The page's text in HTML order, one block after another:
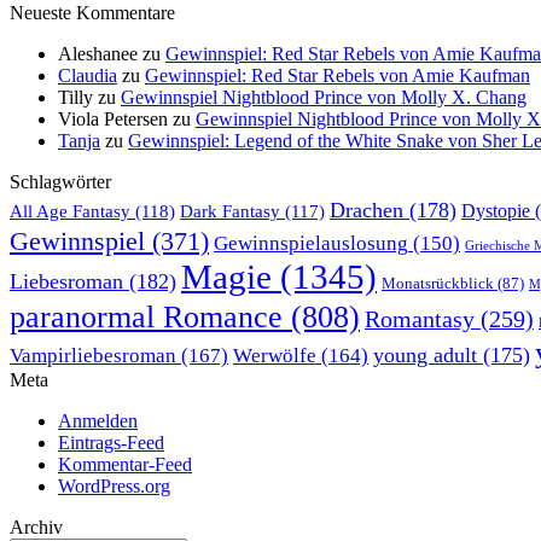
Neueste Kommentare
Aleshanee zu Gewinnspiel: Red Star Rebels von Amie
Claudia zu Gewinnspiel: Red Star Rebels von Amie Kaufman
Tilly zu Gewinnspiel Nightblood Prince von Molly X. Chang
Viola Petersen zu Gewinnspiel Nightblood Prince von Molly
Tanja zu Gewinnspiel: Legend of the White Snake von Sher
Schlagwörter
All Age Fantasy (118) Dark Fantasy (117) Drachen (178) Dystopie
Gewinnspiel (371) Gewinnspielauslosung (150) Griechische
Liebesroman (182) Magie (1345) Monatsrückblick (87)
paranormal Romance (808) Romantasy (259)
Vampirliebesroman (167) Werwölfe (164) young adult (175)
Meta
Anmelden
Eintrags-Feed
Kommentar-Feed
WordPress.org
Archiv